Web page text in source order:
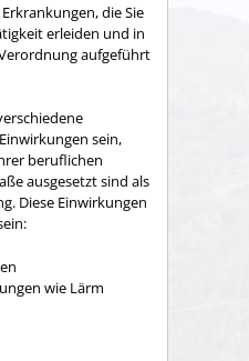
die Sie
erleiden und in
aufgeführt
sein,
beruflichen
ausgesetzt sind als
Diese Einwirkungen
wie Lärm